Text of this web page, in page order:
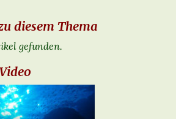
diesem Thema
gefunden.